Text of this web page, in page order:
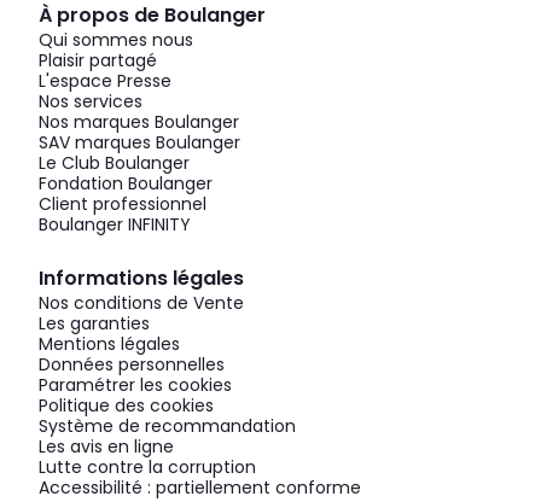
À propos de Boulanger
Qui sommes nous
Plaisir partagé
L'espace Presse
Nos services
Nos marques Boulanger
SAV marques Boulanger
Le Club Boulanger
Fondation Boulanger
Client professionnel
Boulanger INFINITY
Informations légales
Nos conditions de Vente
Les garanties
Mentions légales
Données personnelles
Paramétrer les cookies
Politique des cookies
Système de recommandation
Les avis en ligne
Lutte contre la corruption
Accessibilité : partiellement conforme